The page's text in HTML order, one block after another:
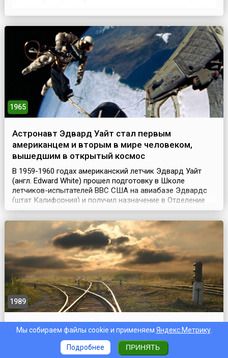
французской власти – Французский комитет
представлял государственные интересы Французской
Республики и руководил дейст...
1965
Астронавт Эдвард Уайт стал первым
американцем и вторым в мире человеком,
вышедшим в открытый космос
В 1959-1960 годах американский летчик Эдвард Уайт
(англ. Edward White) прошел подготовку в Школе
летчиков-испытателей ВВС США на авиабазе Эдвардс
(штат Калифорния) и получил назначение в Отделение
авиационных систем на авиабазу Райт-Паттерсон (возле
Дейтона, штат Огайо). Именно здесь произошло его
первое соприкосновение с космической работой. Уайт
был пилотом самолета KC-135, который использов...
1989
В Челябинской области произошла крупная
железнодорожная авария
Трагедия в 11 км от города Аша (Челябинская область)
Мы собираем файлы cookie и применяем Яндекс.Метрику.
Подробнее ПРИНЯТЬ